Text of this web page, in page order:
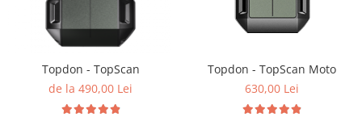
Topdon - TopScan
de la 490,00 Lei
Topdon - TopScan Moto
630,00 Lei